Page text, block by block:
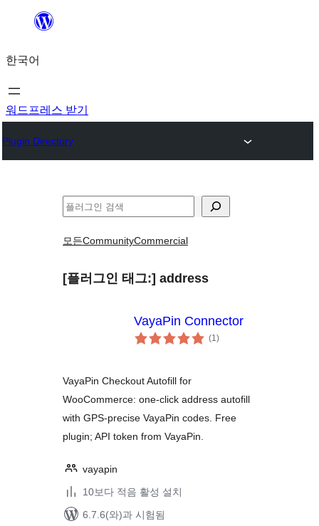
츠
로
바
가
한국어
워드프레스 받기
Plugin Directory
검
모든CommunityCommercial
[플러그인 태그:] address
VayaPin Connector
(1전
체)
VayaPin Checkout Autofill for
WooCommerce: one-click address autofill
with GPS-precise VayaPin codes. Free
plugin; API token from VayaPin.
vayapin
10보다 적음 활성 설치
6.7.6(와)과 시험됨